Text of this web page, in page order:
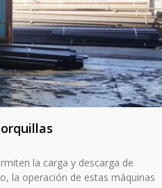
la carga y descarga de
la operación de estas máquinas